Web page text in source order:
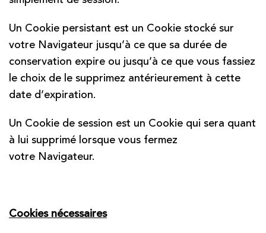
Un Cookie persistant est un Cookie stocké sur
votre Navigateur jusqu’à ce que sa durée de
conservation expire ou jusqu’à ce que vous fassiez
le choix de le supprimez antérieurement à cette
date d’expiration.
Un Cookie de session est un Cookie qui sera quant
à lui supprimé lorsque vous fermez
votre Navigateur.
Cookies nécessaires